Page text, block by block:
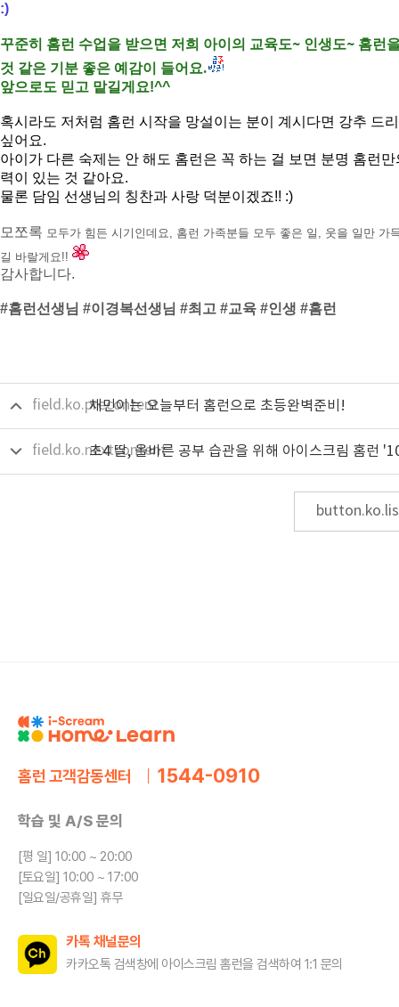
:)
꾸준히 홈런 수업을 받으면 저희 아이의 교육도~ 인생도~ 홈런
것 같은 기분 좋은 예감이 들어요.
앞으로도 믿고 맡길게요!^^
혹시라도 저처럼 홈런 시작을 망설이는 분이 계시다면 강추 드
싶어요.
아이가 다른 숙제는 안 해도 홈런은 꼭 하는 걸 보면 분명 홈런만
력이 있는 것 같아요.
물론 담임 선생님의 칭찬과 사랑 덕분이겠죠!! :)
모쪼록 모두가 힘든 시기인데요, 홈런 가족분들 모두 좋은 일 , 웃을 일만 가
길 바랄게요!!
감사합니다.
#홈런선생님 #이경복선생님 #최고 #교육 #인생 #홈런
field.ko.precontent
채민이는 오늘부터 홈런으로 초등완벽준비!
field.ko.nextcontent
홈런 고객감동센터
학습 및 A/S 문의
[평 일] 10:00 ~ 20:00
[토요일] 10:00 ~ 17:00
[일요일/공휴일] 휴무
1544-0910
카톡 채널문의
카카오톡 검색창에 아이스크림 홈런을 검색하여 1:1 문의